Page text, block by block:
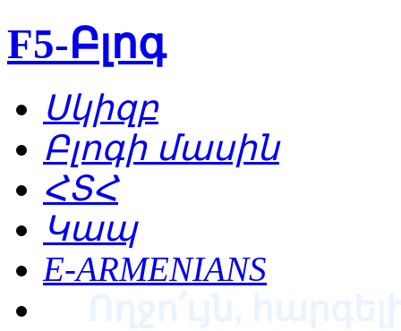
F5-Բլոգ
Սկիզբ
Բլոգի մասին
ՀՏՀ
Կապ
E-ARMENIANS